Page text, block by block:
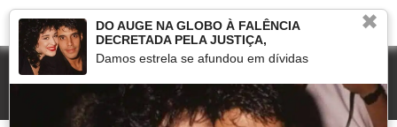
✖
DO AUGE NA GLOBO À FALÊNCIA
DECRETADA PELA JUSTIÇA,
Damos estrela se afundou em dívidas